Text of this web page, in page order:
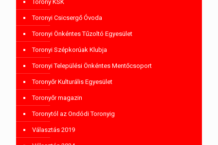
Torony KSK
Toronyi Csicsergő Óvoda
Toronyi Önkéntes Tűzoltó Egyesület
Toronyi Szépkorúak Klubja
Toronyi Települési Önkéntes Mentőcsoport
Toronyőr Kulturális Egyesület
Toronyőr magazin
Toronytól az Ondódi Toronyig
Választás 2019